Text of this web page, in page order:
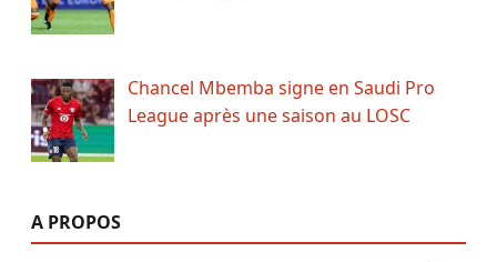
Chancel Mbemba signe en Saudi Pro
League après une saison au LOSC
A PROPOS